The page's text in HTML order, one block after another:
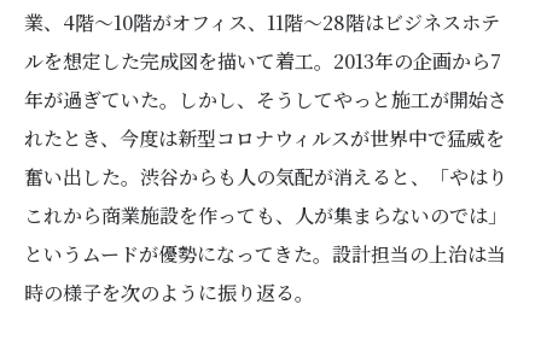
業、4階〜10階がオフィス、11階〜28階はビジネスホテ
ルを想定した完成図を描いて着工。2013年の企画から7
年が過ぎていた。しかし、そうしてやっと施工が開始さ
れたとき、今度は新型コロナウィルスが世界中で猛威を
奮い出した。渋谷からも人の気配が消えると、「やはり
これから商業施設を作っても、人が集まらないのでは」
というムードが優勢になってきた。設計担当の上治は当
時の様子を次のように振り返る。